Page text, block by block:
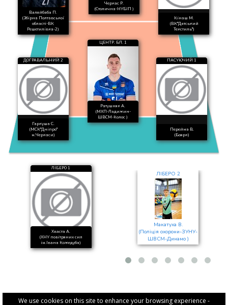
We use cookies on this site to enhance your browsing experience -
Валяйбаба П.
(Збірна Полтавської
області-ВК
Решетилівка-2)
Черкас Р.
(Столична-НУБІП )
Кінаш М.
(ВК"Датський
Текстиль")
ДОГРАВАЛЬНИЙ 2
Гаркуша С.
(МСК"Дніпро"
м.Черкаси)
ЦЕНТР. БЛ. 1
Ратушняк А.
(МХП-Ладижин-
ШВСМ-Колос )
ПАСУЮЧИЙ 1
Перейма В.
(Боярк)
ЛІБЕРО 1
Хваста А.
(ХНУ повітряних сил
ім.Івана Кожедуба)
ЛІБЕРО 2
Макатуха В.
(Поліція охорони-ЗУНУ-
ШВСМ-Динамо )